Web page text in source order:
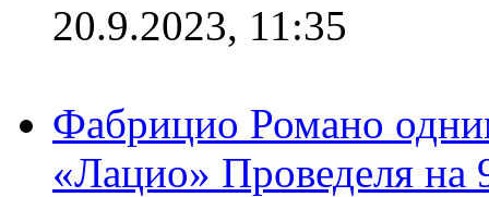
20.9.2023, 11:35
Фабрицио Романо
«Лацио» Проведеля на